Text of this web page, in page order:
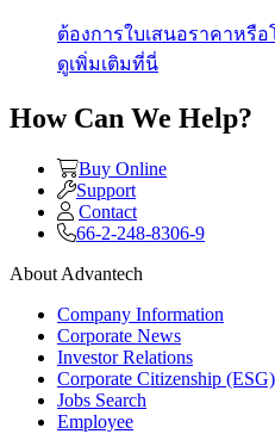
ต้องการใบเสนอราคาหรื
ดูเพิ่มเติมที่นี่
How Can We Help?
Buy Online
Support
Contact
66-2-248-8306-9
About Advantech
Company Information
Corporate News
Investor Relations
Corporate Citizenship (ESG)
Jobs Search
Employee